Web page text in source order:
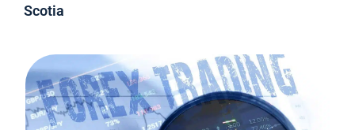
Scotia